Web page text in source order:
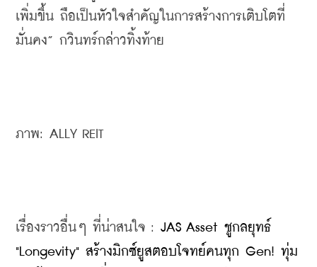
เพิ่มขึ้น ถือเป็นหัวใจสำคัญในการสร้างการเติบโตที่
มั่นคง” กวินทร์กล่าวทิ้งท้าย
ภาพ: ALLY REIT
เรื่องราวอื่นๆ ที่น่าสนใจ : JAS Asset ชูกลยุทธ์
"Longevity" สร้างมิกซ์ยูสตอบโจทย์คนทุก Gen! ทุ่ม